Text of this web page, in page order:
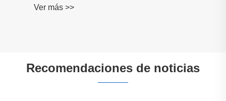
Recomendaciones de noticias